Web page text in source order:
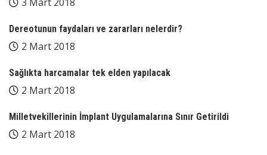
3 Mart 2018
Dereotunun faydaları ve zararları nelerdir?
2 Mart 2018
Sağlıkta harcamalar tek elden yapılacak
2 Mart 2018
Milletvekillerinin İmplant Uygulamalarına Sınır Getirildi
2 Mart 2018